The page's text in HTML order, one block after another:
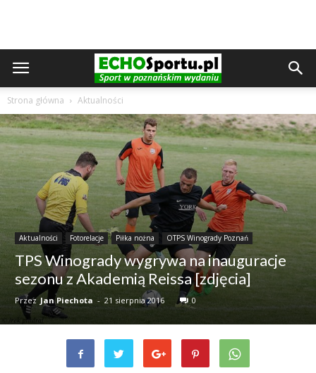
Strona główna Aktualności
Aktualności Fotorelacje Piłka nożna OTPS Winogrady Poznań
TPS Winogrady wygrywa na inauguracje
sezonu z Akademią Reissa [zdjęcia]
Przez Jan Piechota - 21 sierpnia 2016 0